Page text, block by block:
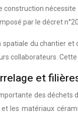
construction
par le décret
spatiale du chantier
collaborateurs.
et
des
les matériaux